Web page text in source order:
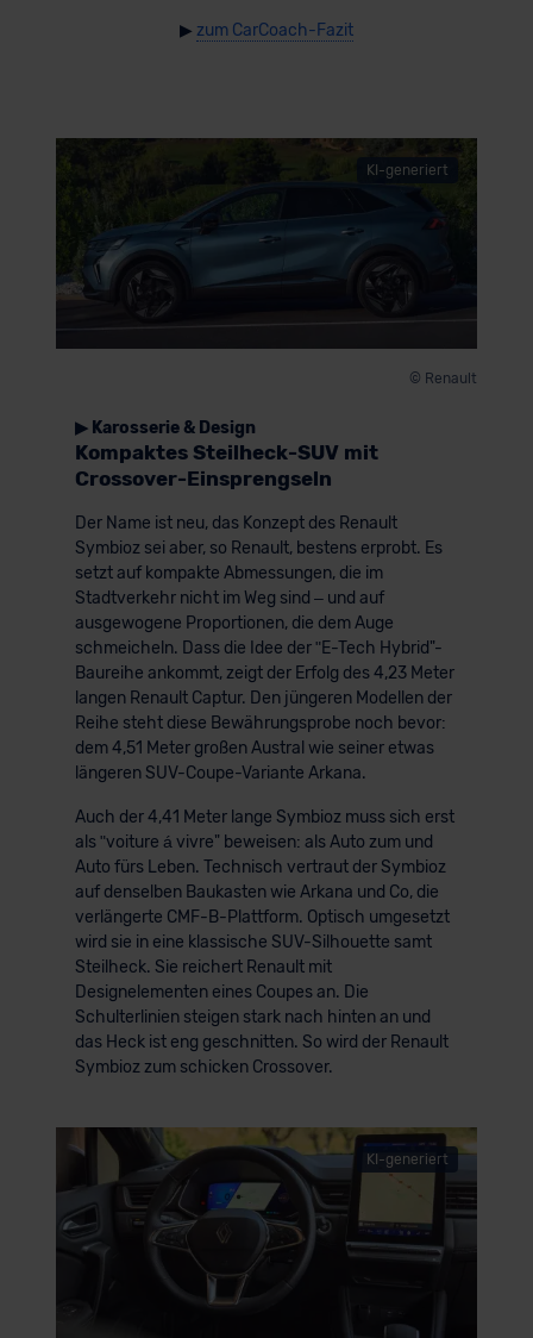
▶ zum CarCoach-Fazit
KI-generiert
© Renault
▶ Karosserie & Design
Kompaktes Steilheck-SUV mit
Crossover-Einsprengseln
Der Name ist neu, das Konzept des Renault
Symbioz sei aber, so Renault, bestens erprobt. Es
setzt auf kompakte Abmessungen, die im
Stadtverkehr nicht im Weg sind – und auf
ausgewogene Proportionen, die dem Auge
schmeicheln. Dass die Idee der ʺE-Tech Hybrid"-
Baureihe ankommt, zeigt der Erfolg des 4,23 Meter
langen Renault Captur. Den jüngeren Modellen der
Reihe steht diese Bewährungsprobe noch bevor:
dem 4,51 Meter großen Austral wie seiner etwas
längeren SUV-Coupe-Variante Arkana.
Auch der 4,41 Meter lange Symbioz muss sich erst
als ʺvoiture á vivre" beweisen: als Auto zum und
Auto fürs Leben. Technisch vertraut der Symbioz
auf denselben Baukasten wie Arkana und Co, die
verlängerte CMF-B-Plattform. Optisch umgesetzt
wird sie in eine klassische SUV-Silhouette samt
Steilheck. Sie reichert Renault mit
Designelementen eines Coupes an. Die
Schulterlinien steigen stark nach hinten an und
das Heck ist eng geschnitten. So wird der Renault
Symbioz zum schicken Crossover.
KI-generiert